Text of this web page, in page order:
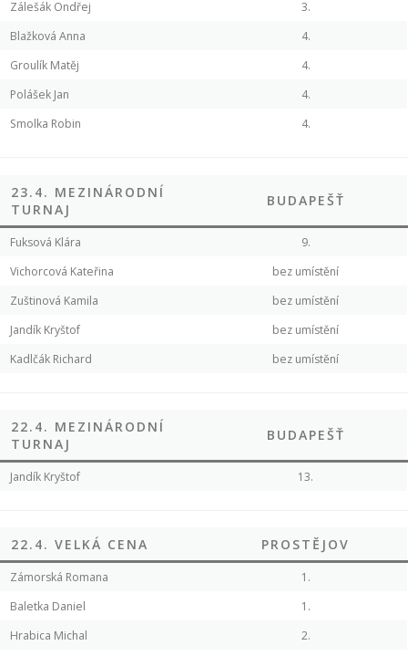
Zálešák Ondřej
3.
Blažková Anna
4.
Groulík Matěj
4.
Polášek Jan
4.
Smolka Robin
4.
23.4. MEZINÁRODNÍ
TURNAJ
BUDAPEŠŤ
Fuksová Klára
9.
Vichorcová Kateřina
bez umístění
Zuštinová Kamila
bez umístění
Jandík Kryštof
bez umístění
Kadlčák Richard
bez umístění
22.4. MEZINÁRODNÍ
TURNAJ
BUDAPEŠŤ
Jandík Kryštof 13.
22.4. VELKÁ CENA PROSTĚJOV
Zámorská Romana
1.
Baletka Daniel
1.
Hrabica Michal
2.